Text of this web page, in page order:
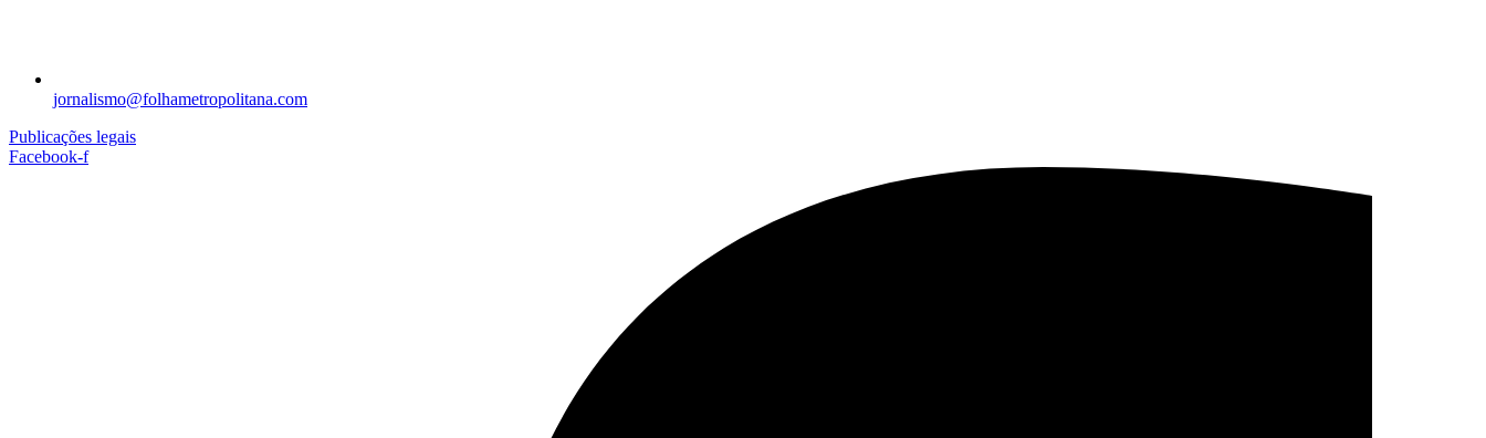
jornalismo@folhametropolitana.com
Publicações legais
Facebook-f